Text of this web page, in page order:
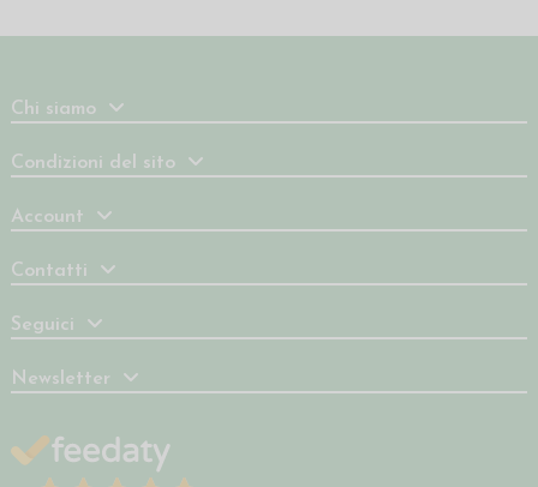
Chi siamo
Condizioni del sito
Account
Contatti
Seguici
Newsletter